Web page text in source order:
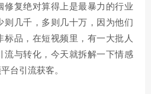
修复绝对算得上是最暴力的行业
则几千，多则几十万，因为他们
标品，在短视频里，有一大批人
流与转化，今天就拆解一下情感
台引流获客。